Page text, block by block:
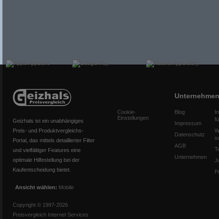
Geizhals ist ein unabhängiges
Preis- und Produktvergleichs-
Portal, das mittels detaillierter Filter
und vielfältiger Features eine
optimale Hilfestellung bei der
Kaufentscheidung bietet.
Ansicht wählen: Mobile
Copyright © 1997-2026
Preisvergleich Internet Services
Cookie-
Einstellungen
Unternehmen
Blog
Impressum
Datenschutz
AGB
Unternehmen